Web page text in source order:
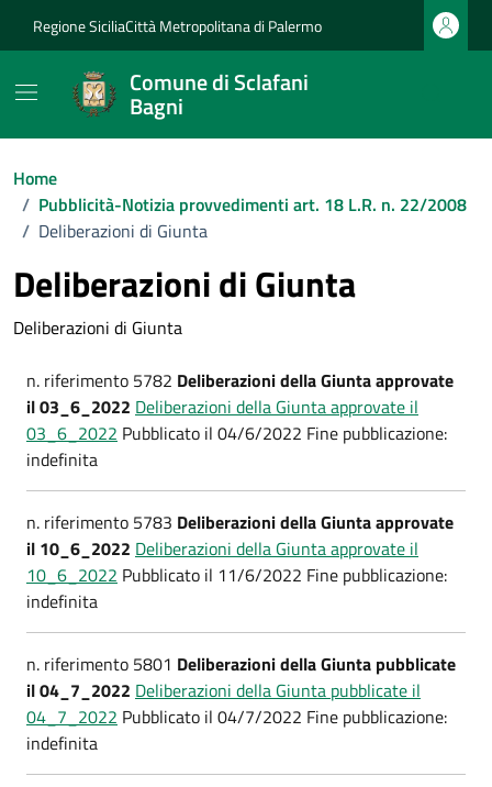
Regione SiciliaCittà Metropolitana di Palermo
Comune di Sclafani
Bagni
Home
/ Pubblicità-Notizia provvedimenti art. 18 L.R. n. 22/2008
/ Deliberazioni di Giunta
Deliberazioni di Giunta
Deliberazioni di Giunta
n. riferimento 5782 Deliberazioni della Giunta approvate
il 03_6_2022 Deliberazioni della Giunta approvate il
03_6_2022 Pubblicato il 04/6/2022 Fine pubblicazione:
indefinita
n. riferimento 5783 Deliberazioni della Giunta approvate
il 10_6_2022 Deliberazioni della Giunta approvate il
10_6_2022 Pubblicato il 11/6/2022 Fine pubblicazione:
indefinita
n. riferimento 5801 Deliberazioni della Giunta pubblicate
il 04_7_2022 Deliberazioni della Giunta pubblicate il
04_7_2022 Pubblicato il 04/7/2022 Fine pubblicazione:
indefinita